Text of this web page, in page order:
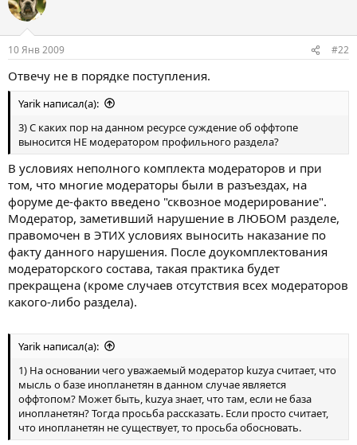
10 Янв 2009 #22
Отвечу не в порядке поступления.
Yarik написал(а):
3) С каких пор на данном ресурсе суждение об оффтопе
выносится НЕ модератором профильного раздела?
В условиях неполного комплекта модераторов и при
том, что многие модераторы были в разъездах, на
форуме де-факто введено "сквозное модерирование".
Модератор, заметивший нарушение в ЛЮБОМ разделе,
правомочен в ЭТИХ условиях выносить наказание по
факту данного нарушения. После доукомплектования
модераторского состава, такая практика будет
прекращена (кроме случаев отсутствия всех модераторов
какого-либо раздела).
Yarik написал(а):
1) На основании чего уважаемый модератор kuzya считает, что
мысль о базе инопланетян в данном случае является
оффтопом? Может быть, kuzya знает, что там, если не база
инопланетян? Тогда просьба рассказать. Если просто считает,
что инопланетян не существует, то просьба обосновать.